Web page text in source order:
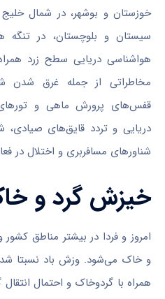
خوزستان و بوشهر، در شمال
سیستان و بلوچستان، در تنگه
هواشناسی دریایی سطح زرد
مخاطراتی از جمله غرق شدن
قفس‌های پرورش ماهی و
دریایی و تردد قایق‌های صیادی،
شناور‌های مسافربری و اختلال در
خیزش گرد و خاک در
امروز و فردا در بیشتر مناطق
و خاک می‌شود. وزش باد نسبتا
همراه با گردوخاک و احتمال